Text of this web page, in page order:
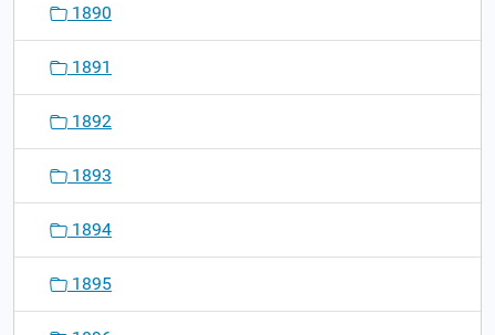
1890
1891
1892
1893
1894
1895